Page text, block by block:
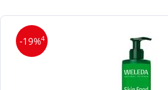
-19%4